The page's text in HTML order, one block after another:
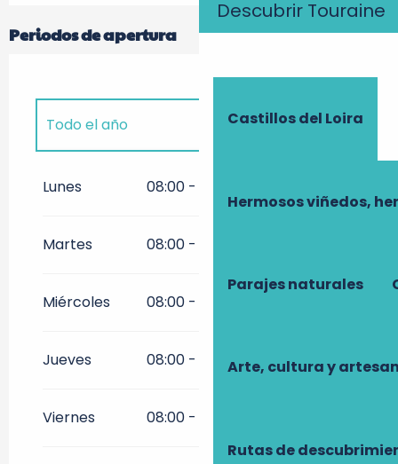
Descubrir Touraine
Castillos del Loira
Hermosos viñedos,
Parajes naturales
Arte, cultura y
Rutas de
Periodos de apertura
Todo el año
Todo el año 2027
Lunes 08:00 - 18:00
Martes 08:00 - 18:00
Miércoles 08:00 - 18:00
Jueves 08:00 - 18:00
Viernes 08:00 - 20:00